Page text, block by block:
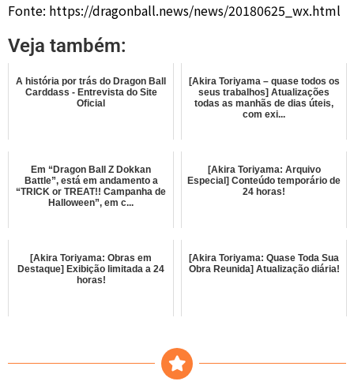
Fonte: https://dragonball.news/news/20180625_wx.html
Veja também:
A história por trás do Dragon Ball
Carddass - Entrevista do Site
Oficial
[Akira Toriyama – quase todos os
seus trabalhos] Atualizações
todas as manhãs de dias úteis,
com exi...
Em “Dragon Ball Z Dokkan
Battle”, está em andamento a
“TRICK or TREAT!! Campanha de
Halloween”, em c...
[Akira Toriyama: Arquivo
Especial] Conteúdo temporário de
24 horas!
[Akira Toriyama: Obras em
Destaque] Exibição limitada a 24
horas!
[Akira Toriyama: Quase Toda Sua
Obra Reunida] Atualização diária!